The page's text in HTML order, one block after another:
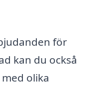
för
kan du också
olika